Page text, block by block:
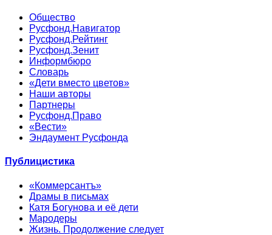
Общество
Русфонд.Навигатор
Русфонд.Рейтинг
Русфонд.Зенит
Информбюро
Словарь
«Дети вместо цветов»
Наши авторы
Партнеры
Русфонд.Право
«Вести»
Эндаумент Русфонда
Публицистика
«Коммерсантъ»
Драмы в письмах
Катя Богунова и её дети
Мародеры
Жизнь. Продолжение следует